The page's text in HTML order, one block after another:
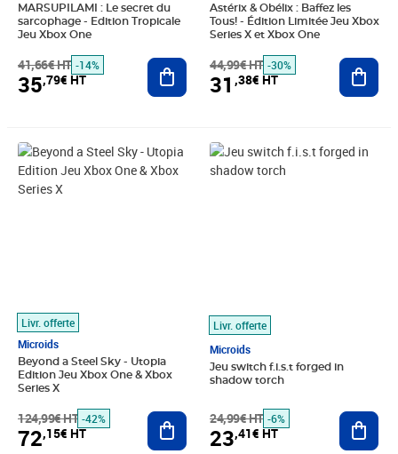
MARSUPILAMI : Le secret du
sarcophage - Edition Tropicale
Jeu Xbox One
41,66€ HT -14%
35,79€ HT
Ajouter au panier
Astérix & Obélix : Baffez les
Tous! - Édition Limitée Jeu Xbox
Series X et Xbox One
44,99€ HT -30%
31 ,38€ HT
Livr. offerte
Microids
Beyond a Steel Sky - Utopia
Edition Jeu Xbox One & Xbox
Series X
124,99€ HT
Prix barré 124,99€ HT
-42%
72,15€ HT
Prix 72,15€ HT
Ajouter au panier
Livr. offerte
Microids
Jeu switch f.i.s.t forged in
shadow torch
24,99€ HT
Prix barré 24,99€ HT
-6%
23,41€ HT
Prix 23,41€ HT